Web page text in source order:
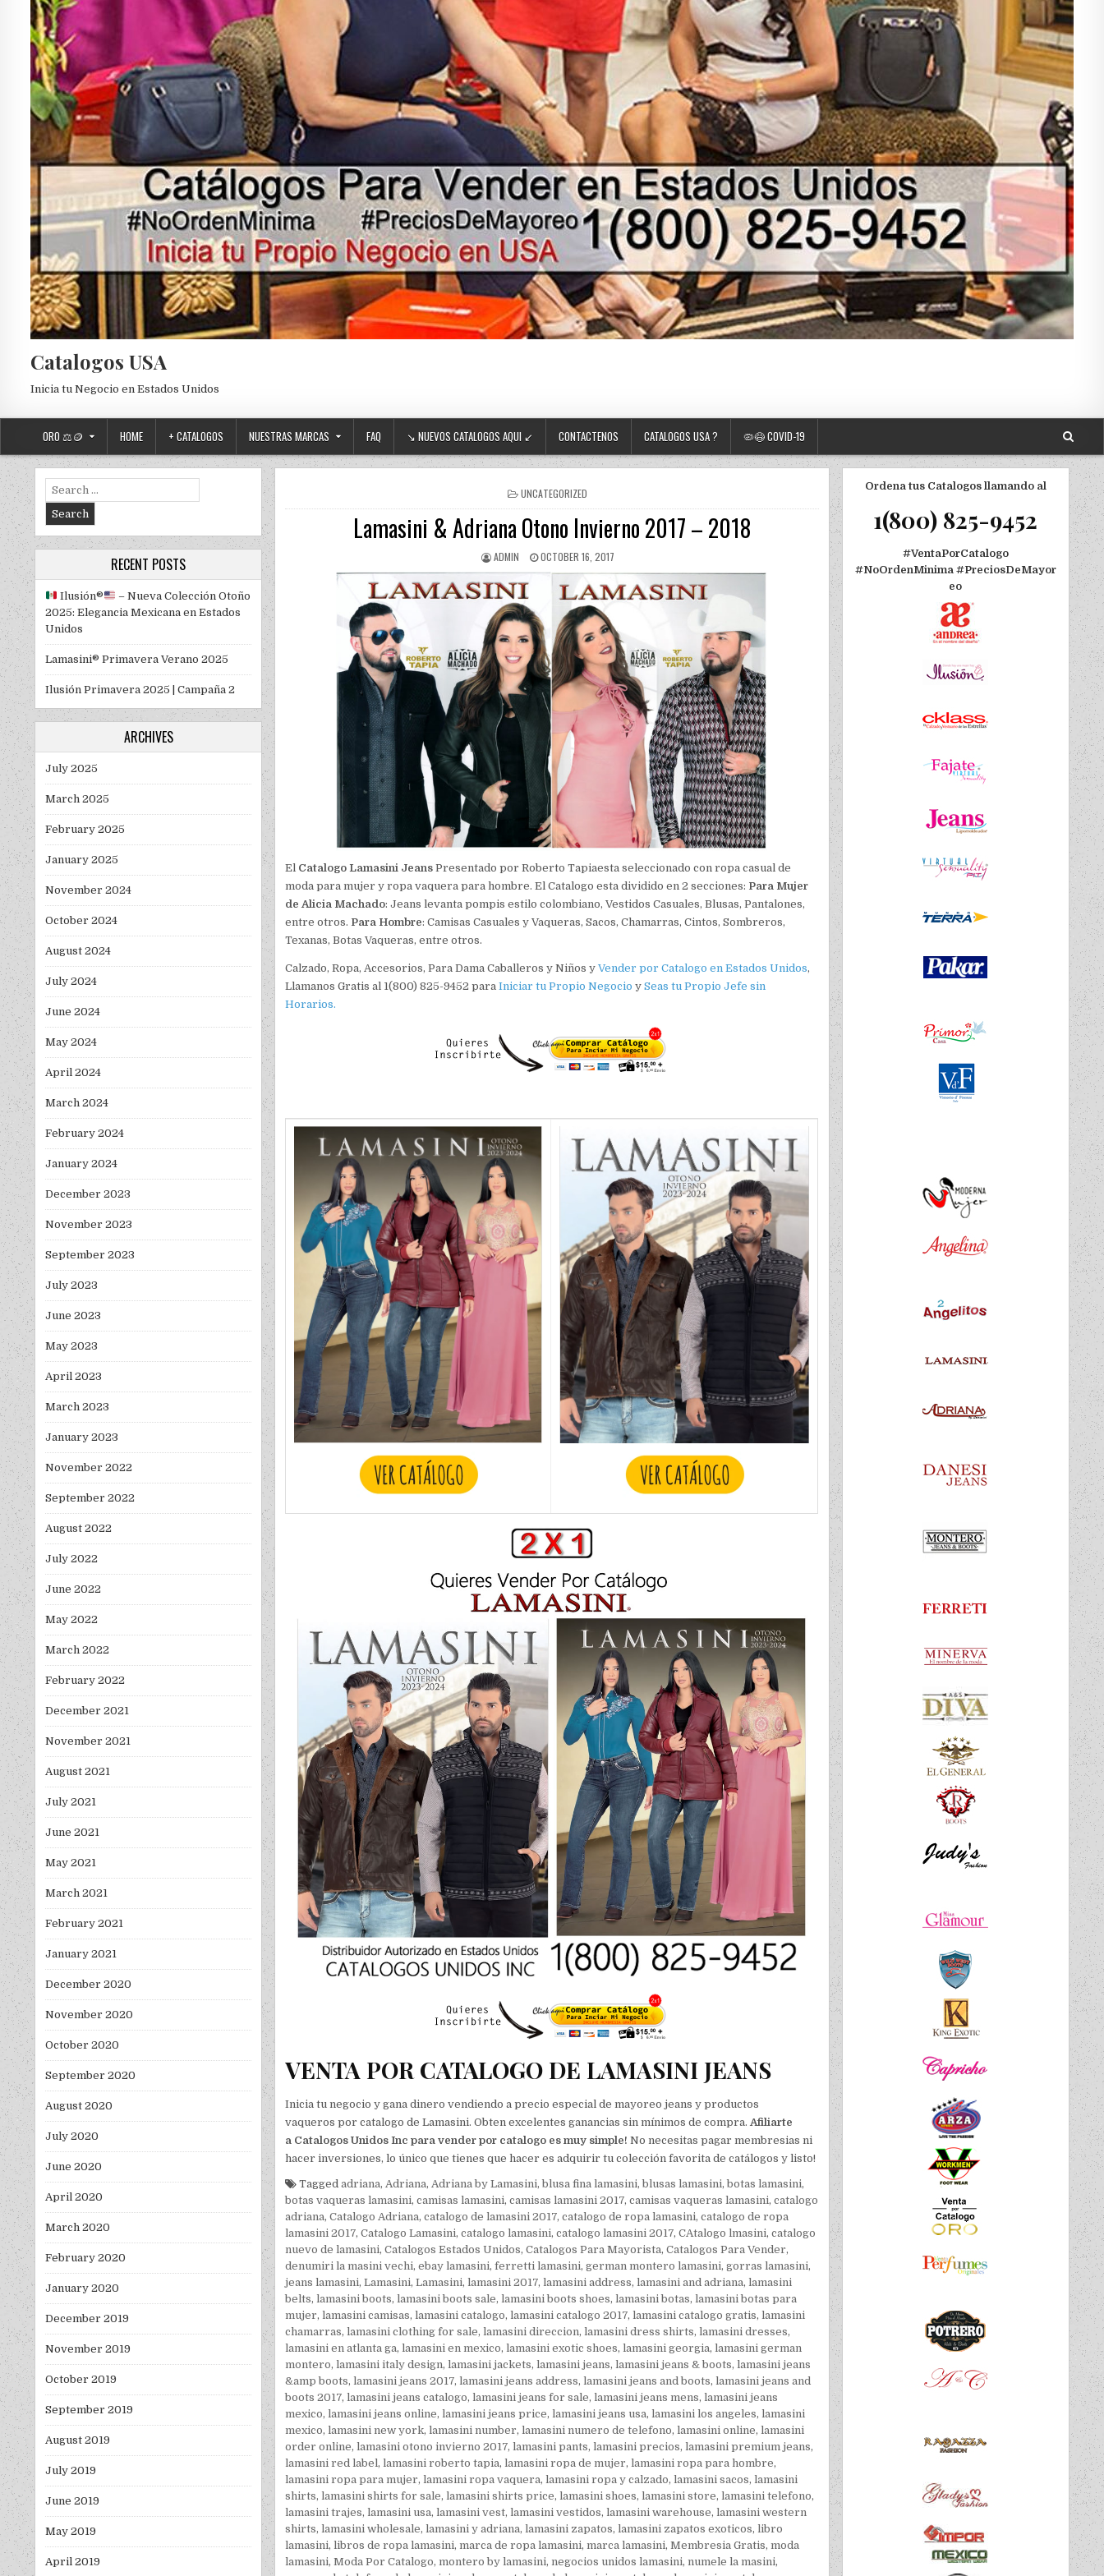
Catalogos USA
Inicia tu Negocio en Estados Unidos
ORO ⚖️🪙 HOME + CATALOGOS NUESTRAS MARCAS FAQ ↘ NUEVOS CATALOGOS AQUI ↙ CONTACTENOS CATALOGOS USA ? 🦠😷 COVID-19
POSTED IN
UNCATEGORIZED
Lamasini & Adriana Otono Invierno 2017 – 2018
AUTHOR:
ADMIN PUBLISHED DATE:
OCTOBER 16, 2017
El Catalogo Lamasini Jeans Presentado por Roberto Tapiaesta seleccionado con ropa casual de
moda para mujer y ropa vaquera para hombre. El Catalogo esta dividido en 2 secciones: Para Mujer
de Alicia Machado: Jeans levanta pompis estilo colombiano, Vestidos Casuales, Blusas, Pantalones,
entre otros. Para Hombre: Camisas Casuales y Vaqueras, Sacos, Chamarras, Cintos, Sombreros,
Texanas, Botas Vaqueras, entre otros.
Calzado, Ropa, Accesorios, Para Dama Caballeros y Niños yVender por Catalogo en Estados Unidos,
Llamanos Gratis al 1(800) 825-9452 paraIniciar tu Propio Negocio ySeas tu Propio Jefe sin
Horarios.
VENTA POR CATALOGO DE LAMASINI JEANS
Inicia tu negocio y gana dinero vendiendo a precio especial de mayoreo jeans y productos
vaqueros por catalogo de Lamasini. Obten excelentes ganancias sin mínimos de compra. Afiliarte
a Catalogos Unidos Inc para vender por catalogo es muy simple! No necesitas pagar membresias ni
hacer inversiones, lo único que tienes que hacer es adquirir tu colección favorita de catálogos y listo!
Taggedadriana, Adriana, Adriana by Lamasini,blusa fina lamasini,blusas lamasini,botas lamasini,
botas vaqueras lamasini,camisas lamasini,camisas lamasini 2017,camisas vaqueras lamasini,catalogo
adriana,Catalogo Adriana,catalogo de lamasini 2017,catalogo de ropa lamasini,catalogo de ropa
lamasini 2017,Catalogo Lamasini,catalogo lamasini,catalogo lamasini 2017,CAtalogo lmasini,catalogo
nuevo de lamasini,Catalogos Estados Unidos,Catalogos Para Mayorista,Catalogos Para Vender,
denumiri la masini vechi,ebay lamasini,ferretti lamasini,german montero lamasini,gorras lamasini,
jeans lamasini,Lamasini,Lamasini,lamasini 2017,lamasini address,lamasini and adriana,lamasini
belts,lamasini boots,lamasini boots sale,lamasini boots shoes,lamasini botas,lamasini botas para
mujer,lamasini camisas,lamasini catalogo,lamasini catalogo 2017,lamasini catalogo gratis,lamasini
chamarras,lamasini clothing for sale,lamasini direccion,lamasini dress shirts,lamasini dresses,
lamasini en atlanta ga,lamasini en mexico,lamasini exotic shoes,lamasini georgia,lamasini german
montero,lamasini italy design,lamasini jackets,lamasini jeans,lamasini jeans & boots,lamasini jeans
&amp boots,lamasini jeans 2017,lamasini jeans address,lamasini jeans and boots,lamasini jeans and
boots 2017,lamasini jeans catalogo,lamasini jeans for sale,lamasini jeans mens,lamasini jeans
mexico,lamasini jeans online,lamasini jeans price,lamasini jeans usa,lamasini los angeles,lamasini
mexico,lamasini new york,lamasini number,lamasini numero de telefono,lamasini online,lamasini
order online,lamasini otono invierno 2017,lamasini pants,lamasini precios,lamasini premium jeans,
lamasini red label ,lamasini roberto tapia,lamasini ropa de mujer,lamasini ropa para hombre,
lamasini ropa para mujer,lamasini ropa vaquera,lamasini ropa y calzado,lamasini sacos,lamasini
shirts,lamasini shirts for sale,lamasini shirts price,lamasini shoes,lamasini store,lamasini telefono,
lamasini trajes,lamasini usa,lamasini vest,lamasini vestidos,lamasini warehouse,lamasini western
shirts,lamasini wholesale,lamasini y adriana,lamasini zapatos,lamasini zapatos exoticos,libro
lamasini,libros de ropa lamasini, marca de ropa lamasini, marca lamasini,Membresia Gratis, moda
lamasini,Moda Por Catalogo, montero by lamasini, negocios unidos lamasini, numele la masini,
Search for:
RECENT POSTS
Ilusión®️
– Nueva Colección Otoño
2025: Elegancia Mexicana en Estados
Unidos
Lamasini® Primavera Verano 2025
Ilusión Primavera 2025 | Campaña 2
ARCHIVES
July 2025
March 2025
February 2025
January 2025
November 2024
October 2024
August 2024
July 2024
June 2024
May 2024
April 2024
March 2024
February 2024
January 2024
December 2023
November 2023
September 2023
July 2023
June 2023
May 2023
April 2023
March 2023
January 2023
November 2022
September 2022
August 2022
July 2022
June 2022
May 2022
March 2022
February 2022
December 2021
November 2021
August 2021
July 2021
June 2021
May 2021
March 2021
February 2021
January 2021
December 2020
November 2020
October 2020
September 2020
August 2020
July 2020
June 2020
April 2020
March 2020
February 2020
January 2020
December 2019
November 2019
October 2019
September 2019
August 2019
July 2019
June 2019
May 2019
April 2019
Ordena tus Catalogos llamando al
1(800) 825-9452
#VentaPorCatalogo
#NoOrdenMinima #PreciosDeMayor
eo